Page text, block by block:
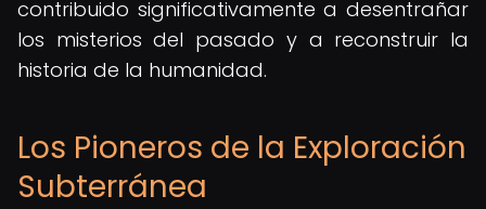
contribuido significativamente a desentrañar
los misterios del pasado y a reconstruir la
historia de la humanidad.
Los Pioneros de la Exploración
Subterránea